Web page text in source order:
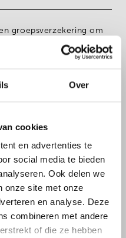
Over
cookies
en advertenties te
social media te bieden
Ook delen we
onze site met onze
en analyse. Deze
combineren met andere
of die ze hebben
groepsverzekering om
, bovenop je
de kans om projecten op
hebben